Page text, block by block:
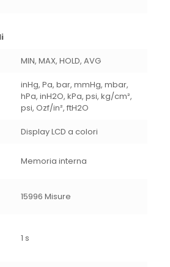
MIN, MAX, HOLD, AVG
inHg, Pa, bar, mmHg, mbar,
hPa, inH2O, kPa, psi, kg/cm²,
psi, Ozf/in², ftH2O
Display LCD a colori
Memoria interna
15996 Misure
1 s